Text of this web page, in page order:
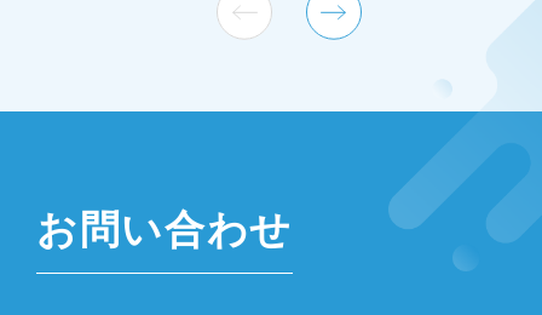
お問い合わせ